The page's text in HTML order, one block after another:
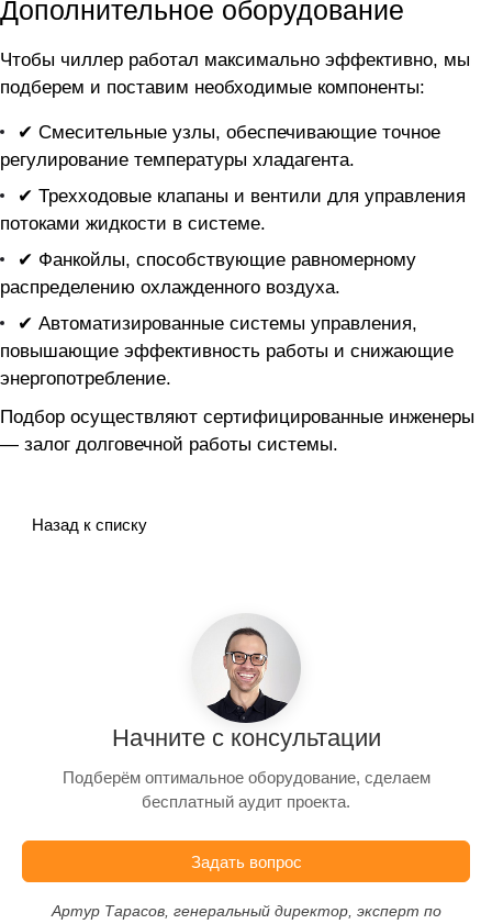
Дополнительное оборудование
Чтобы чиллер работал максимально эффективно, мы
подберем и поставим необходимые компоненты:
✔ Смесительные узлы, обеспечивающие точное
регулирование температуры хладагента.
✔ Трехходовые клапаны и вентили для управления
потоками жидкости в системе.
✔ Фанкойлы, способствующие равномерному
распределению охлажденного воздуха.
✔ Автоматизированные системы управления,
повышающие эффективность работы и снижающие
энергопотребление.
Подбор осуществляют сертифицированные инженеры
— залог долговечной работы системы.
Назад к списку
Начните с консультации
Подберём оптимальное оборудование, сделаем
бесплатный аудит проекта.
Задать вопрос
Артур Тарасов, генеральный директор, эксперт по